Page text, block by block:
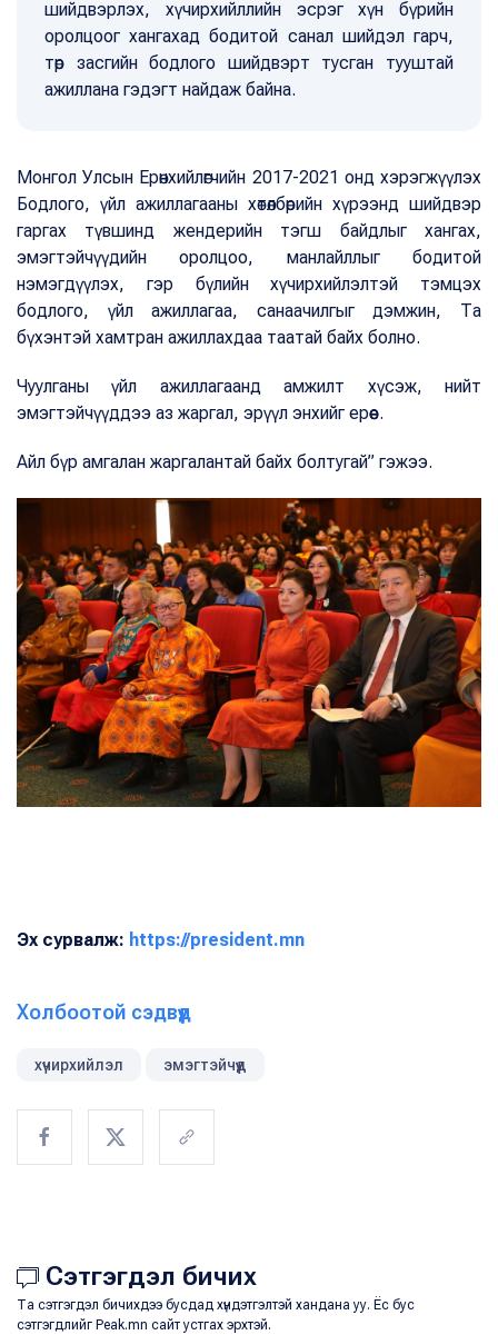
шийдвэрлэх, хүчирхийллийн эсрэг хүн бүрийн
оролцоог хангахад бодитой санал шийдэл гарч,
төр засгийн бодлого шийдвэрт тусган тууштай
ажиллана гэдэгт найдаж байна.
Монгол Улсын Ерөнхийлөгчийн 2017-2021 онд хэрэгжүүлэх
Бодлого, үйл ажиллагааны хөтөлбөрийн хүрээнд шийдвэр
гаргах түвшинд жендерийн тэгш байдлыг хангах,
эмэгтэйчүүдийн оролцоо, манлайллыг бодитой
нэмэгдүүлэх, гэр бүлийн хүчирхийлэлтэй тэмцэх
бодлого, үйл ажиллагаа, санаачилгыг дэмжин, Та
бүхэнтэй хамтран ажиллахдаа таатай байх болно.
Чуулганы үйл ажиллагаанд амжилт хүсэж, нийт
эмэгтэйчүүддээ аз жаргал, эрүүл энхийг ерөөе.
Айл бүр амгалан жаргалантай байх болтугай” гэжээ.
Эх сурвалж: https://president.mn
Холбоотой сэдвүүд
хүчирхийлэл эмэгтэйчүүд
Сэтгэгдэл бичих
Та сэтгэгдэл бичихдээ бусдад хүндэтгэлтэй хандана уу. Ёс бус
сэтгэгдлийг Peak.mn сайт устгах эрхтэй.